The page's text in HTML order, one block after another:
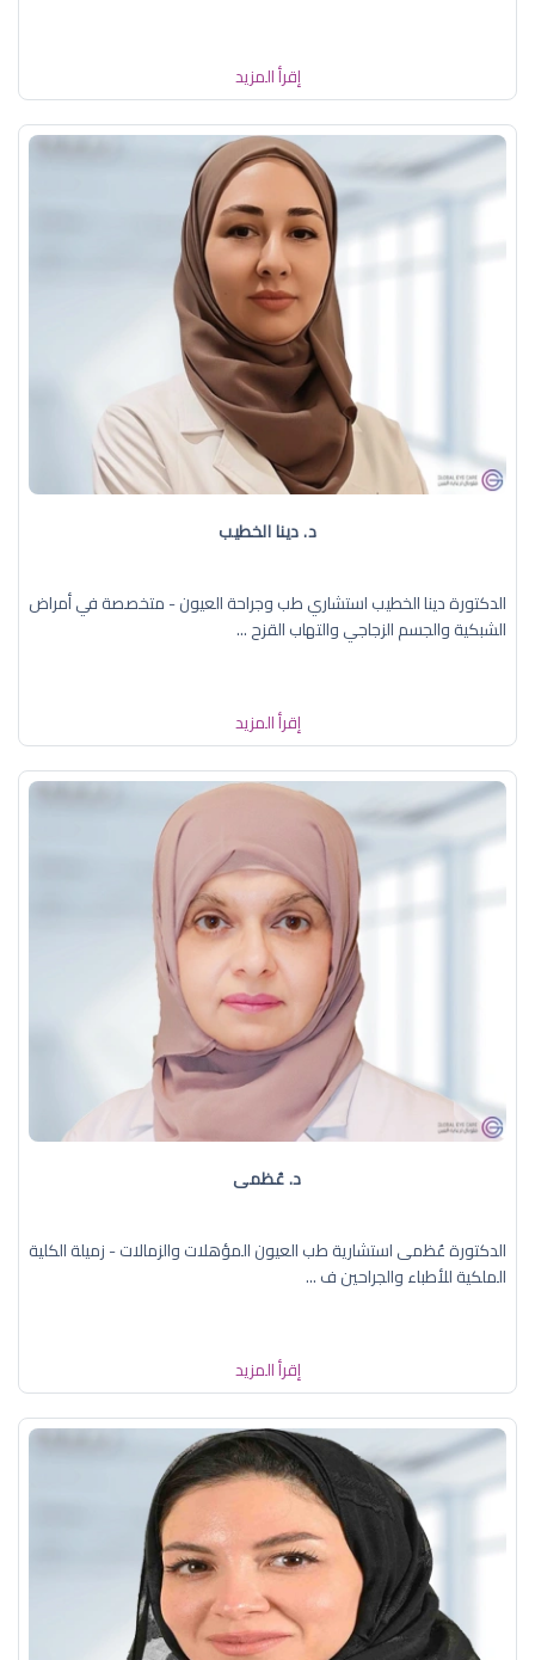
إقرأ المزيد
د. دينا الخطيب
الدكتورة دينا الخطيب استشاري طب وجراحة العيون - متخصصة في أمراض
الشبكية والجسم الزجاجي والتهاب القزح ...
إقرأ المزيد
د. عُظمى
الدكتورة عُظمى استشارية طب العيون المؤهلات والزمالات - زميلة الكلية
الملكية للأطباء والجراحين ف ...
إقرأ المزيد